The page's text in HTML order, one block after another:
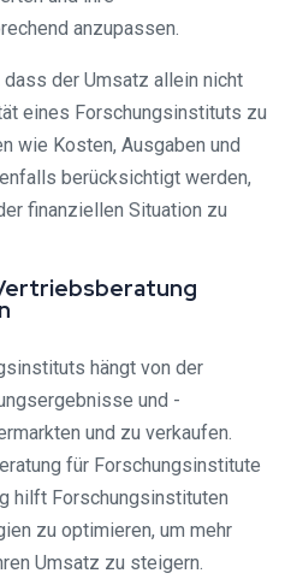
anzupassen.
der Umsatz allein nicht
eines Forschungsinstituts zu
wie Kosten, Ausgaben und
berücksichtigt werden,
finanziellen Situation zu
hängt von der
und -
und zu verkaufen.
für Forschungsinstitute
hilft Forschungsinstituten
zu optimieren, um mehr
Umsatz zu steigern.